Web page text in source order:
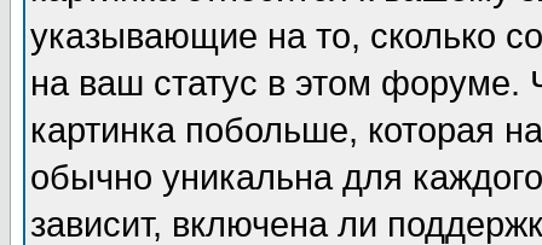
указывающие на то, сколько
на ваш статус в этом форуме.
картинка побольше, которая
обычно уникальна для
зависит, включена ли